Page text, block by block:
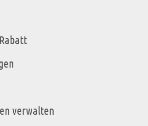
verwalten